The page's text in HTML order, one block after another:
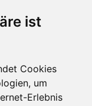
ist
Cookies
um
Erlebnis